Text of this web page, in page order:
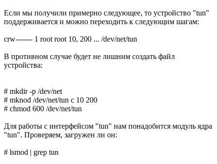
Если мы получили примерно следующее, то устройство "tun"
поддерживается и можно переходить к следующим шагам:
crw------- 1 root root 10, 200 ... /dev/net/tun
В противном случае будет не лишним создать файл
устройства:
# mkdir -p /dev/net
# mknod /dev/net/tun c 10 200
# chmod 600 /dev/net/tun
Для работы с интерфейсом "tun" нам понадобится модуль ядра
"tun". Проверяем, загружен ли он:
# lsmod | grep tun